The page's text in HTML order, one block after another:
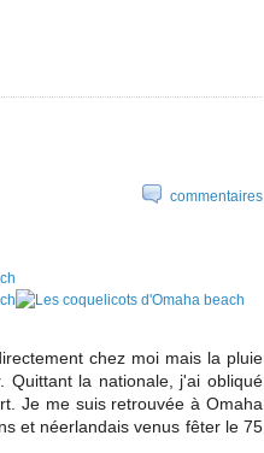
commentaires
chez moi mais la pluie
Quittant la nationale, j'ai obliqué
Je me suis retrouvée à Omaha
et néerlandais venus fêter le 75